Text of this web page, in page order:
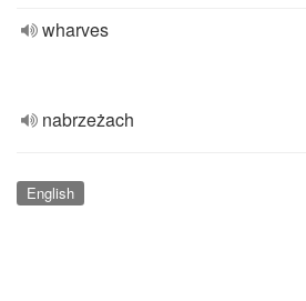
wharves
nabrzeżach
English